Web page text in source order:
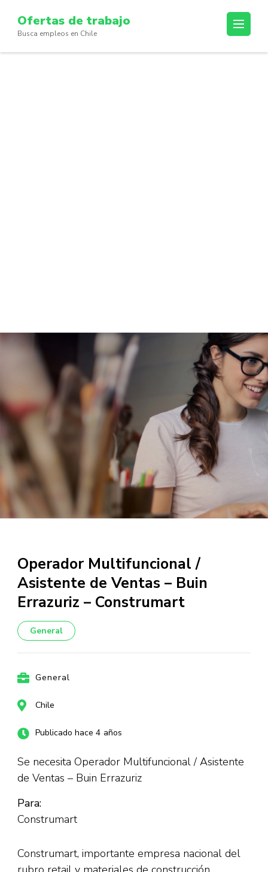
content
(Press
Ofertas de trabajo
Busca empleos en Chile
Operador Multifuncional /
Asistente de Ventas – Buin
Errazuriz – Construmart
General
General
Chile
Publicado hace 4 años
Se necesita Operador Multifuncional / Asistente
de Ventas – Buin Errazuriz
Para:
Construmart
Construmart, importante empresa nacional del